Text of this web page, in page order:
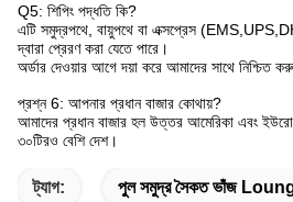
Q5: শিপিং পদ্ধতি কি?
এটি সমুদ্রপথে, বায়ুপথে বা এক্সপ্রেস
দ্বারা প্রেরণ করা যেতে পারে।
অর্ডার দেওয়ার আগে দয়া করে আমাদের সাথে নিশ্চিত
প্রশ্ন 6: আপনার প্রধান বাজার কোথায়?
আমাদের প্রধান বাজার হল উত্তর আমেরিকা এবং
৩০টিরও বেশি দেশ।
ট্যাগ: পুল সমুদ্র সৈকত ভাঁজ